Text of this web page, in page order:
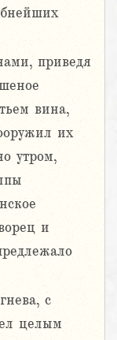
приведя
вина,
их
утром,
и
с
целым